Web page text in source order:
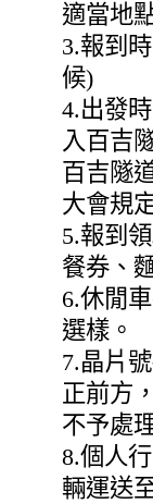
適當地
3.報到
候)
4.出發
入百吉
百吉隧
大會規
5.報到
餐券、
6.休閒
選樣。
7.晶片
正前方
不予處
8.個人
輛運送